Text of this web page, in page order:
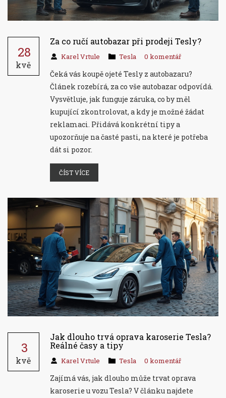
28
kvě
Za co ručí autobazar při prodeji Tesly?
Karel Vrtule Tesla 0 komentář
Čeká vás koupě ojeté Tesly z autobazaru?
Článek rozebírá, za co vše autobazar odpovídá.
Vysvětluje, jak funguje záruka, co by měl
kupující zkontrolovat, a kdy je možné žádat
reklamaci. Přidává konkrétní tipy a
upozorňuje na časté pasti, na které je potřeba
dát si pozor.
ČÍST VÍCE
3
kvě
Jak dlouho trvá oprava karoserie Tesla?
Reálné časy a tipy
Karel Vrtule Tesla 0 komentář
Zajímá vás, jak dlouho může trvat oprava
karoserie u vozu Tesla? V článku najdete